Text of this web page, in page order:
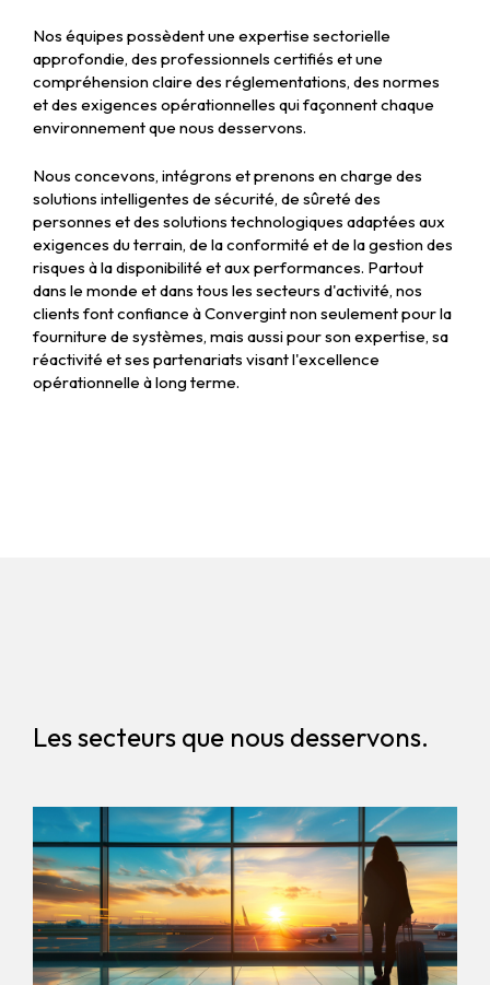
Nos équipes possèdent une expertise sectorielle
approfondie, des professionnels certifiés et une
compréhension claire des réglementations, des normes
et des exigences opérationnelles qui façonnent chaque
environnement que nous desservons.
Nous concevons, intégrons et prenons en charge des
solutions intelligentes de sécurité, de sûreté des
personnes et des solutions technologiques adaptées aux
exigences du terrain, de la conformité et de la gestion des
risques à la disponibilité et aux performances. Partout
dans le monde et dans tous les secteurs d'activité, nos
clients font confiance à Convergint non seulement pour la
fourniture de systèmes, mais aussi pour son expertise, sa
réactivité et ses partenariats visant l'excellence
opérationnelle à long terme.
Les secteurs que nous desservons.